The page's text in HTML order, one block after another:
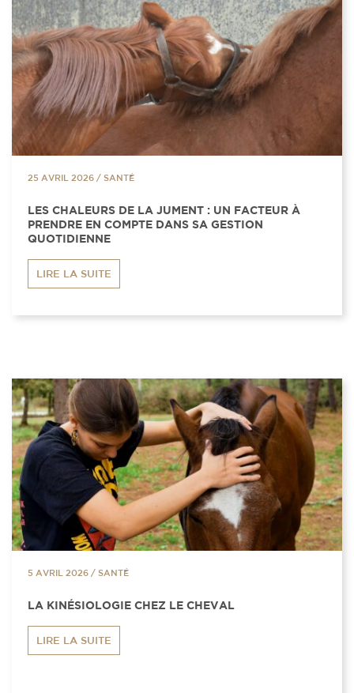
25 AVRIL 2026 / SANTÉ
LES CHALEURS DE LA JUMENT : UN FACTEUR À
PRENDRE EN COMPTE DANS SA GESTION
QUOTIDIENNE
LIRE LA SUITE
5 AVRIL 2026 / SANTÉ
LA KINÉSIOLOGIE CHEZ LE CHEVAL
LIRE LA SUITE